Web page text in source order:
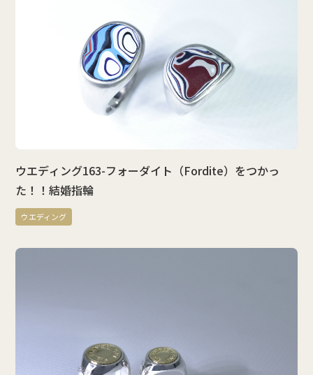
ウエディング163-フォーダイト（Fordite）をつかっ
た！！結婚指輪
ウエディング